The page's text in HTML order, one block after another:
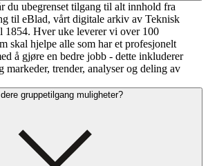
du ubegrenset tilgang til alt innhold fra
til eBlad, vårt digitale arkiv av Teknisk
1854. Hver uke leverer vi over 100
skal hjelpe alle som har et profesjonelt
å gjøre en bedre jobb - dette inkluderer
trender, analyser og deling av
dere gruppetilgang muligheter?